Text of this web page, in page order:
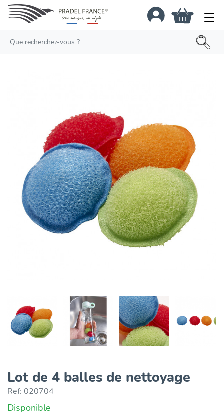
Lot de 4 balles de nettoyage
Ref: 020704
Disponible